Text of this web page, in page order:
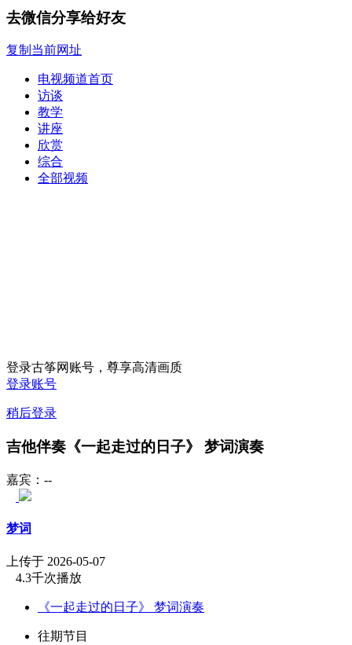
去微信分享给好友
复制当前网址
电视频道首页
访谈
教学
讲座
欣赏
综合
全部视频
登录古筝网账号，尊享高清画质
登录账号
稍后登录
吉他伴奏《一起走过的日子》 梦词演奏
嘉宾：--
梦词
上传于 2026-05-07
4.3千次播放
《一起走过的日子》 梦词演奏
往期节目